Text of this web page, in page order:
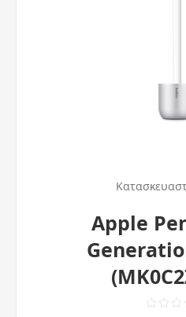
Apple